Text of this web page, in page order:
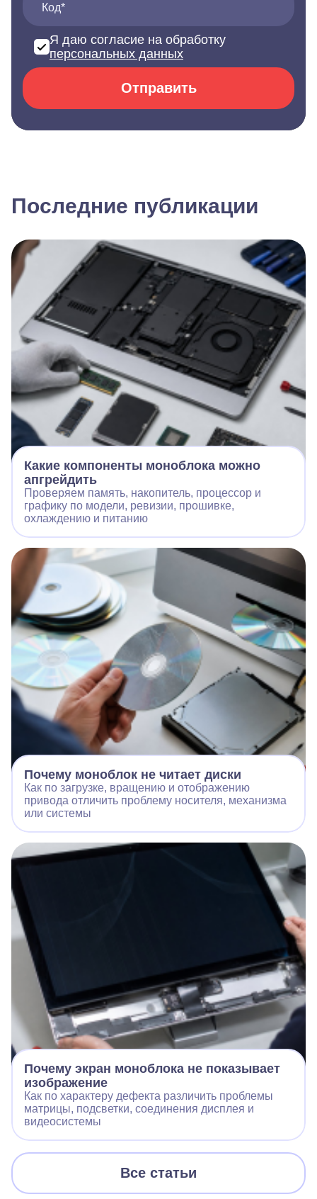
Код*
Я даю согласие на обработку
персональных данных
Отправить
Последние публикации
Какие компоненты моноблока можно
апгрейдить
Проверяем память, накопитель, процессор и
графику по модели, ревизии, прошивке,
охлаждению и питанию
Почему моноблок не читает диски
Как по загрузке, вращению и отображению
привода отличить проблему носителя, механизма
или системы
Почему экран моноблока не показывает
изображение
Как по характеру дефекта различить проблемы
матрицы, подсветки, соединения дисплея и
видеосистемы
Все статьи